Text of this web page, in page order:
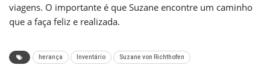
viagens. O importante é que Suzane encontre um caminho
que a faça feliz e realizada.
herança Inventário Suzane von Richthofen